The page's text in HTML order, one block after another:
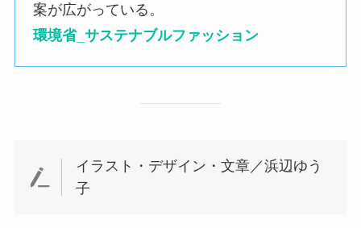
案が広がっている。
環境省_サステナブルファッション
イラスト・デザイン・文章／浜辺ゆう
子